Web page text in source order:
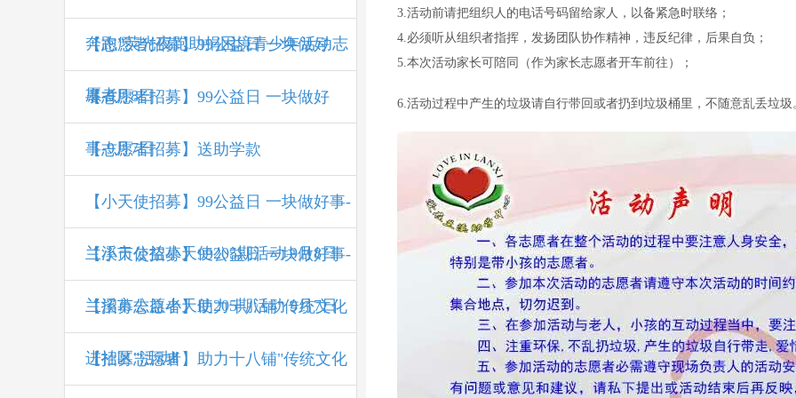
奔跑”荧光夜跑助捐困境青少年活动志
愿者
【志愿者招募】99公益日 一块做好
事-9月8日
【志愿者招募】99公益日 一块做好
事-9月7日
【志愿者招募】送助学款
【小天使招募】99公益日 一块做好事-
兰溪市公益小天使205期活动 9月8日
【小天使招募】99公益日 一块做好事-
兰溪市公益小天使205期活动 9月7日
【招募志愿者】助力十八铺"传统文化
进社区"活动Ⅱ
【招募志愿者】助力十八铺"传统文化
3.活动前请把组织人的电话号码留给家人，以备紧急时联络；
4.必须听从组织者指挥，发扬团队协作精神，违反纪律，后果自负；
5.本次活动家长可陪同（作为家长志愿者开车前往）；
6.活动过程中产生的垃圾请自行带回或者扔到垃圾桶里，不随意乱丢垃圾